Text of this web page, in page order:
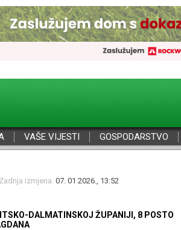
VAŠE VIJESTI GOSPODARSTVO
izmjena: 07. 01 2026., 13:52
DALMATINSKOJ ŽUPANIJI, 8 POSTO